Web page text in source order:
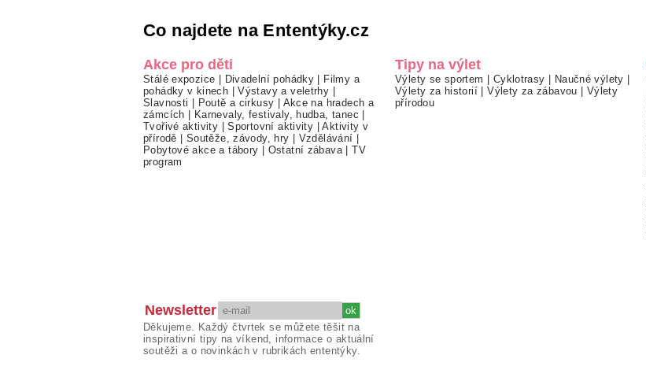
Co najdete na Ententýky.cz
Akce pro děti
Stálé expozice | Divadelní pohádky | Filmy a
pohádky v kinech |Výstavy a veletrhy |
Slavnosti | Poutě a cirkusy | Akce na hradech a
zámcích | Karnevaly, festivaly, hudba, tanec |
Tvořivé aktivity |Sportovní aktivity |Aktivity v
přírodě | Soutěže, závody, hry | Vzdělávání |
Pobytové akce a tábory | Ostatní zábava |TV
program
Tipy na výlet
Výlety se sportem | Cyklotrasy | Naučné výlety |
Výlety za historií |Výlety za zábavou | Výlety
přírodou
Newsletter
Děkujeme. Každý čtvrtek se můžete těšit na
inspirativní tipy na víkend, informace o aktuální
soutěži a o novinkách v rubrikách ententýky.